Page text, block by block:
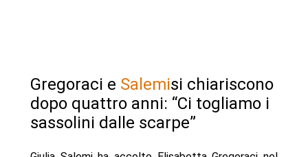
Gregoraci e Salemisi chiariscono
dopo quattro anni: “Ci togliamo i
sassolini dalle scarpe”